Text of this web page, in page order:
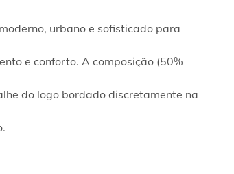
urbano e sofisticado para
e conforto. A composição (50%
do logo bordado discretamente na